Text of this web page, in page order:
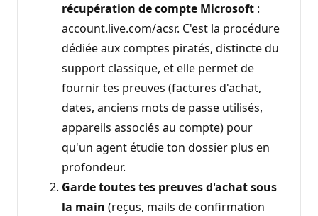
récupération de compte Microsoft :
account.live.com/acsr. C'est la procédure
dédiée aux comptes piratés, distincte du
support classique, et elle permet de
fournir tes preuves (factures d'achat,
dates, anciens mots de passe utilisés,
appareils associés au compte) pour
qu'un agent étudie ton dossier plus en
profondeur.
Garde toutes tes preuves d'achat sous
la main (reçus, mails de confirmation